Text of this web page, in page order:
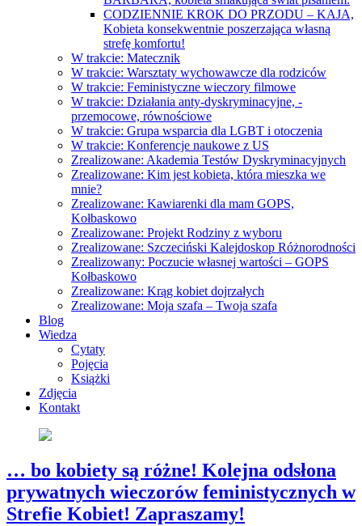
CODZIENNIE KROK DO PRZODU – KAJA,
Kobieta konsekwentnie poszerzająca własną
strefę komfortu!
W trakcie: Matecznik
W trakcie: Warsztaty wychowawcze dla rodziców
W trakcie: Feministyczne wieczory filmowe
W trakcie: Działania anty-dyskryminacyjne, -
przemocowe, równościowe
W trakcie: Grupa wsparcia dla LGBT i otoczenia
W trakcie: Konferencje naukowe z US
Zrealizowane: Akademia Testów Dyskryminacyjnych
Zrealizowane: Kim jest kobieta, która mieszka we
mnie?
Zrealizowane: Kawiarenki dla mam GOPS,
Kołbaskowo
Zrealizowane: Projekt Rodziny z wyboru
Zrealizowane: Szczeciński Kalejdoskop Różnorodności
Zrealizowany: Poczucie własnej wartości – GOPS
Kołbaskowo
Zrealizowane: Krąg kobiet dojrzałych
Zrealizowane: Moja szafa – Twoja szafa
Blog
Wiedza
Cytaty
Pojęcia
Książki
Zdjęcia
Kontakt
… bo kobiety są różne! Kolejna odsłona
prywatnych wieczorów feministycznych w
Strefie Kobiet! Zapraszamy!